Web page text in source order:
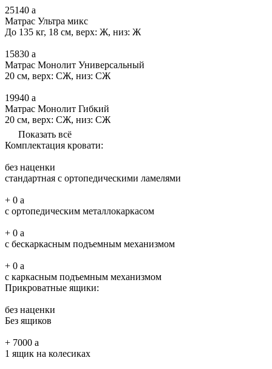
25140 a
Матрас Ультра микс
До 135 кг, 18 см, верх: Ж, низ: Ж
15830 a
Матрас Монолит Универсальный
20 см, верх: СЖ, низ: СЖ
19940 a
Матрас Монолит Гибкий
20 см, верх: СЖ, низ: СЖ
Показать всё
Комплектация кровати:
без наценки
стандартная с ортопедическими ламелями
+ 0 a
с ортопедическим металлокаркасом
+ 0 a
с бескаркасным подъемным механизмом
+ 0 a
с каркасным подъемным механизмом
Прикроватные ящики:
без наценки
Без ящиков
+ 7000 a
1 ящик на колесиках